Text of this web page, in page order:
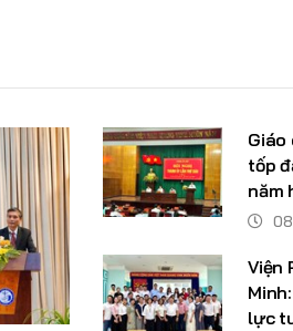
Giáo
tốp
năm
Viện
lực